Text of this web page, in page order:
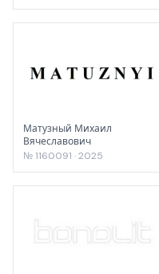
Матузный Михаил
Вячеславович
№ 1160091 · 2025